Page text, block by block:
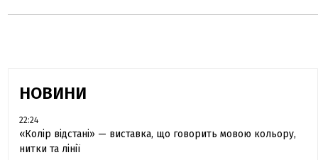
НОВИНИ
22:24
«Колір відстані» — виставка, що говорить мовою кольору,
нитки та лінії